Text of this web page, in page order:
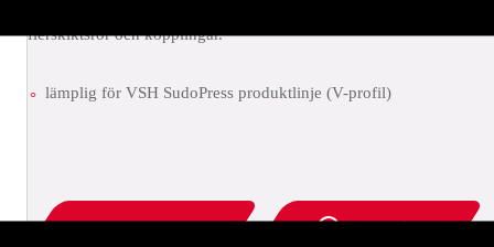
flerskiktsrör och kopplingar.
lämplig för VSH SudoPress produktlinje (V-profil)
ladda ner PDF add to list